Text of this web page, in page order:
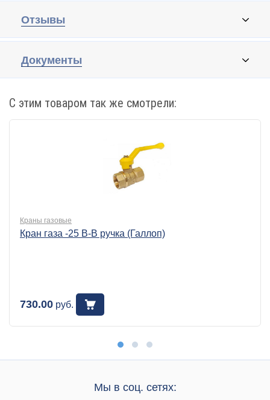
Отзывы
Документы
С этим товаром так же смотрели:
Краны газовые
Кран газа -25 В-В ручка (Галлоп)
730.00 руб.
Мы в соц. сетях: